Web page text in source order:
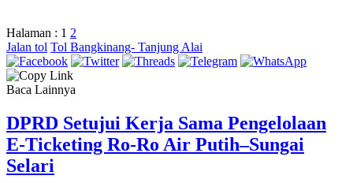
Halaman : 1 2
Jalan tol Tol Bangkinang- Tanjung Alai
Baca Lainnya
DPRD Setujui Kerja Sama Pengelolaan
E-Ticketing Ro-Ro Air Putih–Sungai
Selari